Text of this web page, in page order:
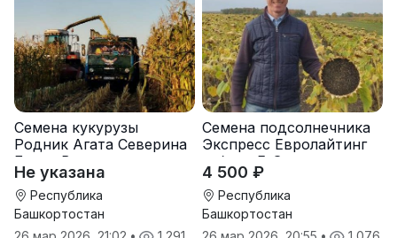
Семена кукурузы
Родник Агата Северина
Берта Вилора
Прохладненский Дарина
Росс Машук Катерина
Не указана
Республика
Башкортостан
Семена подсолнечника
Экспресс Евролайтинг
гибрид F-G+
4 500 ₽
Республика
Башкортостан